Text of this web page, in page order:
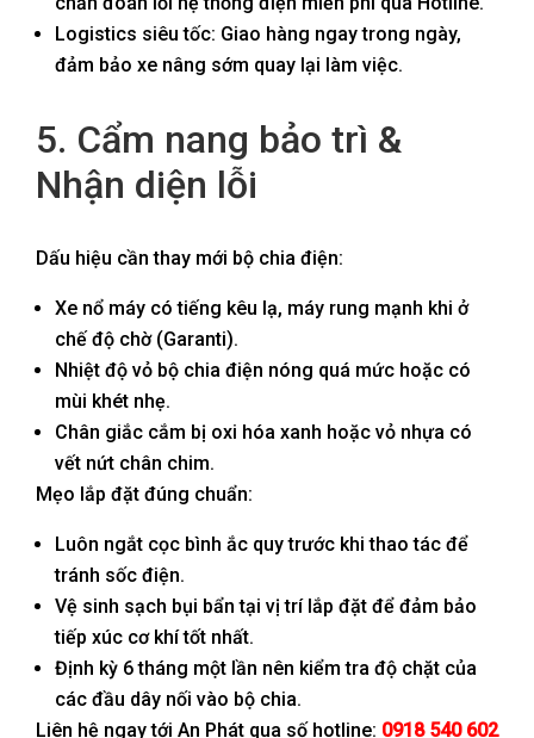
Logistics siêu tốc: Giao hàng ngay trong ngày,
đảm bảo xe nâng sớm quay lại làm việc.
5. Cẩm nang bảo trì &
Nhận diện lỗi
Dấu hiệu cần thay mới bộ chia điện:
Xe nổ máy có tiếng kêu lạ, máy rung mạnh khi ở
chế độ chờ (Garanti).
Nhiệt độ vỏ bộ chia điện nóng quá mức hoặc có
mùi khét nhẹ.
Chân giắc cắm bị oxi hóa xanh hoặc vỏ nhựa có
vết nứt chân chim.
Mẹo lắp đặt đúng chuẩn:
Luôn ngắt cọc bình ắc quy trước khi thao tác để
tránh sốc điện.
Vệ sinh sạch bụi bẩn tại vị trí lắp đặt để đảm bảo
tiếp xúc cơ khí tốt nhất.
Định kỳ 6 tháng một lần nên kiểm tra độ chặt của
các đầu dây nối vào bộ chia.
Liên hệ ngay tới An Phát qua số hotline: 0918 540 602